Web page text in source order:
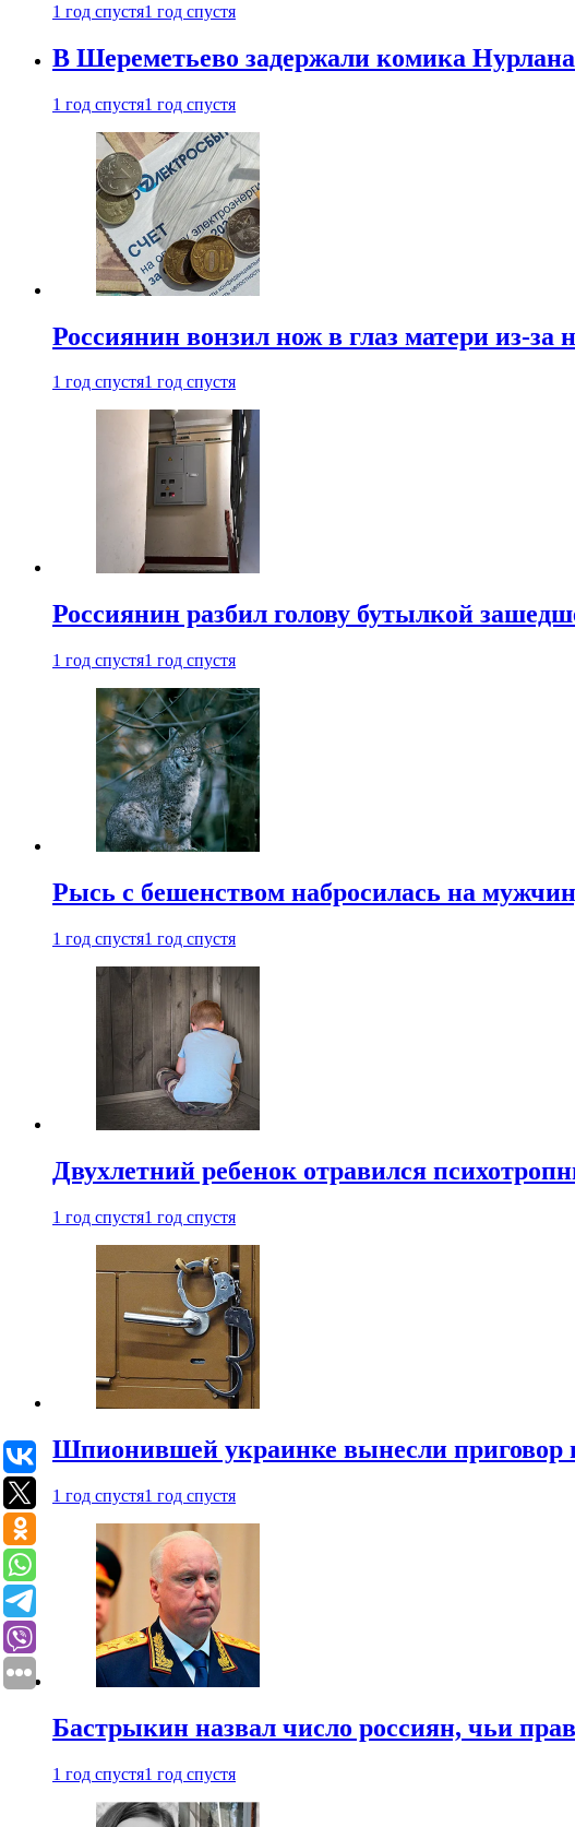
1 год спустя1 год спустя
В Шереметьево задержали комика
1 год спустя1 год спустя
Россиянин вонзил нож в глаз матери из-
1 год спустя1 год спустя
Россиянин разбил голову бутылкой
1 год спустя1 год спустя
Рысь с бешенством набросилась на
1 год спустя1 год спустя
Двухлетний ребенок отравился
1 год спустя1 год спустя
Шпионившей украинке вынесли приговор
1 год спустя1 год спустя
Бастрыкин назвал число россиян, чьи
1 год спустя1 год спустя